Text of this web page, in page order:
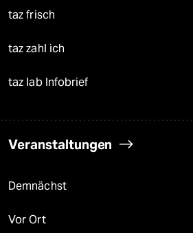
taz frisch
taz zahl ich
taz lab Infobrief
Veranstaltungen
Demnächst
Vor Ort